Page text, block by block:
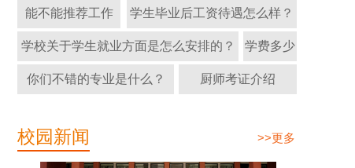
能不能推荐工作 学生毕业后工资待遇怎么样？
学校关于学生就业方面是怎么安排的？ 学费多少
你们不错的专业是什么？ 厨师考证介绍
校园新闻 >>更多